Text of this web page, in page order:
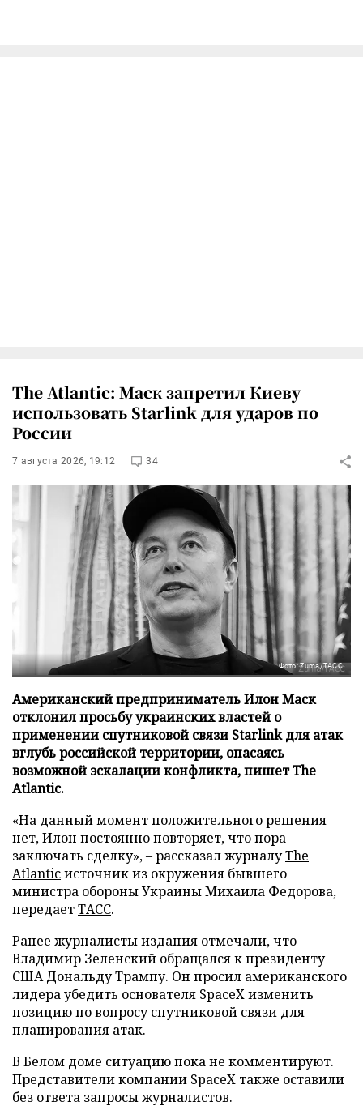
The Atlantic: Маск запретил Киеву
использовать Starlink для ударов по
России
7 августа 2026, 19:12 34
Фото: Zuma/ТАСС
Американский предприниматель Илон Маск
отклонил просьбу украинских властей о
применении спутниковой связи Starlink для атак
вглубь российской территории, опасаясь
возможной эскалации конфликта, пишет The
Atlantic.
«На данный момент положительного решения
нет, Илон постоянно повторяет, что пора
заключать сделку», – рассказал журналуThe
Atlanticисточник из окружения бывшего
министра обороны Украины Михаила Федорова,
передаетТАСС.
Ранее журналисты издания отмечали, что
Владимир Зеленский обращался к президенту
США Дональду Трампу. Он просил американского
лидера убедить основателя SpaceX изменить
позицию по вопросу спутниковой связи для
планирования атак.
В Белом доме ситуацию пока не комментируют.
Представители компании SpaceX также оставили
без ответа запросы журналистов.